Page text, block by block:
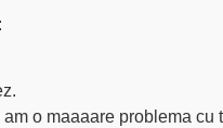
o maaaare problema cu